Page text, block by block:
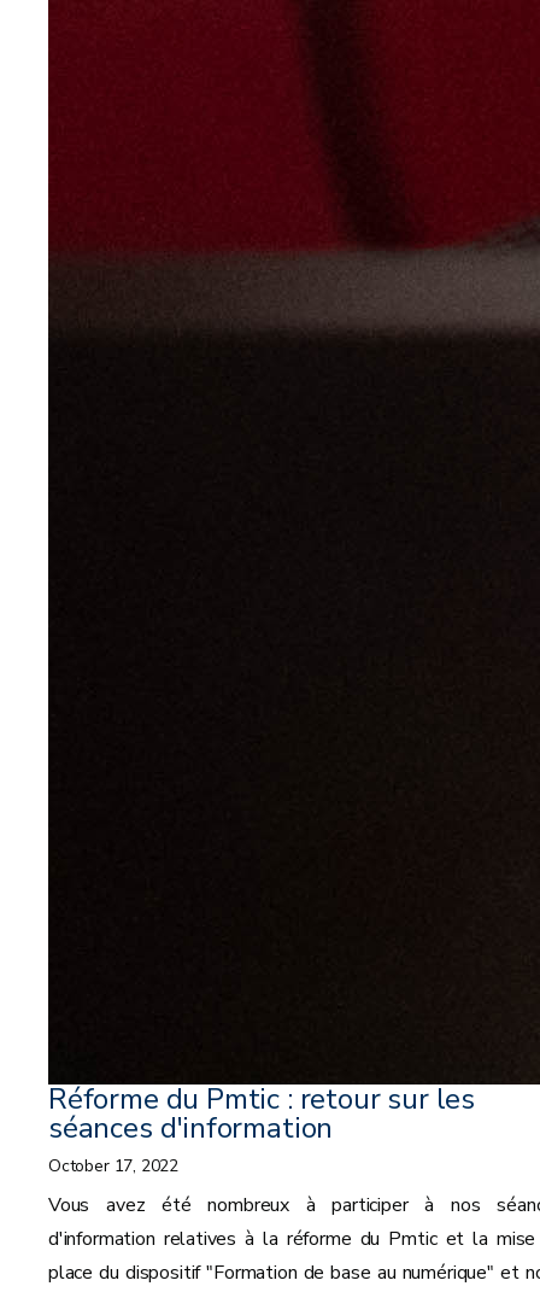
Réforme du Pmtic : retour sur les
séances d'information
October 17, 2022
Vous avez été nombreux à participer à nos
d'information relatives à la réforme du Pmtic et la
place du dispositif "Formation de base au numérique" et